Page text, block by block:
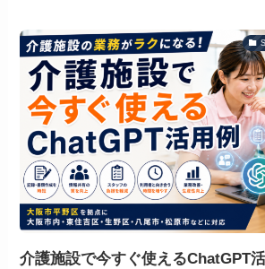
介護施設で今すぐ使えるChatGPT